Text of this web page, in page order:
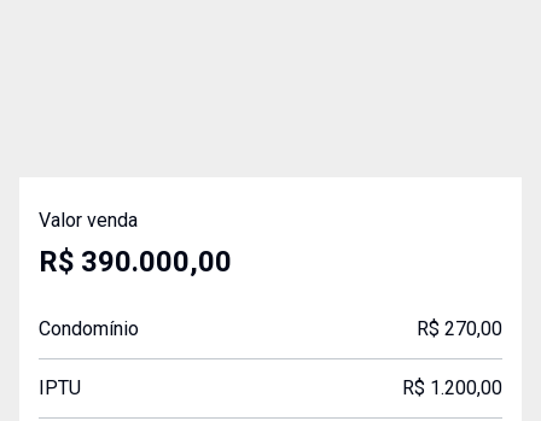
Valor venda
R$ 390.000,00
Condomínio R$ 270,00
IPTU R$ 1.200,00